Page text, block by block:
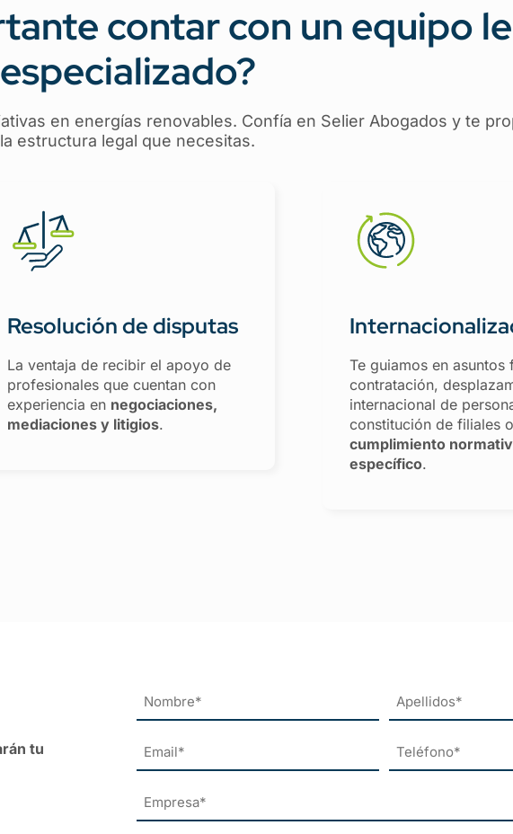
contar con un equipo
especializado?
en energías renovables. Confía en Selier Abogados y te
la estructura legal que necesitas.
Resolución de disputas
La ventaja de recibir el apoyo de
profesionales que cuentan con
experiencia en negociaciones,
mediaciones y litigios.
Te guiamos en asuntos
contratación,
internacional de
constitución de filiales o
cumplimiento
específico.
tu
Nombre
*
Teléfono
*